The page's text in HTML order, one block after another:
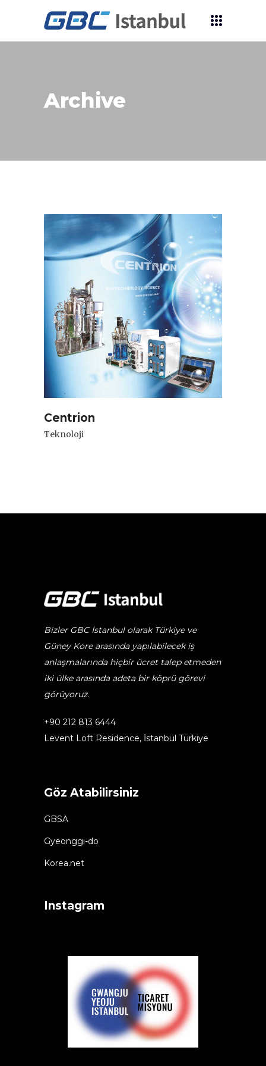
Archive
Centrion
Teknoloji
Bizler GBC İstanbul olarak Türkiye ve
Güney Kore arasında yapılabilecek iş
anlaşmalarında hiçbir ücret talep etmeden
iki ülke arasında adeta bir köprü görevi
görüyoruz.
+90 212 813 6444
Levent Loft Residence, İstanbul Türkiye
Göz Atabilirsiniz
GBSA
Gyeonggi-do
Korea.net
Instagram